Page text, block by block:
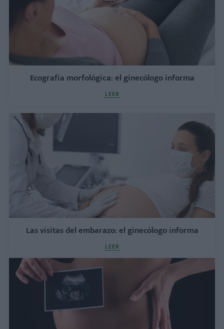
Ecografía morfológica: el ginecólogo informa
LEER
Las visitas del embarazo: el ginecólogo informa
LEER